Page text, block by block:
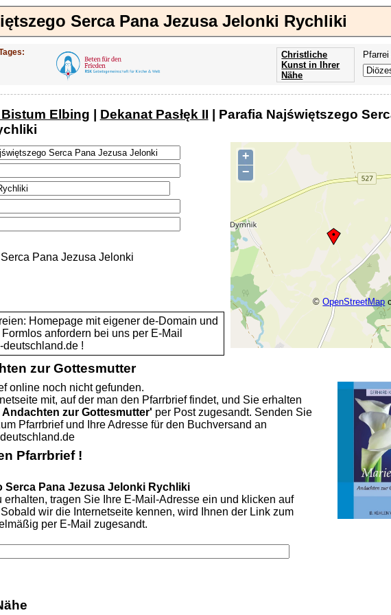
Serca Pana Jezusa Jelonki Rychliki
Christliche
Kunst in Ihrer
Nähe
Elbing | Dekanat Pasłęk II | Parafia Najświętszego
+
−
©OpenStreetMap
Pana Jezusa Jelonki
Homepage mit eigener de-Domain und
anfordern bei uns per E-Mail
!
zur Gottesmutter
online noch nicht gefunden.
mit, auf der man den Pfarrbrief findet, und Sie erhalten
zur Gottesmutter' per Post zugesandt. Senden Sie
Pfarrbrief und Ihre Adresse für den Buchversand an
Pfarrbrief !
Serca Pana Jezusa Jelonki Rychliki
erhalten, tragen Sie Ihre E-Mail-Adresse ein und klicken auf
wir die Internetseite kennen, wird Ihnen der Link zum
per E-Mail zugesandt.